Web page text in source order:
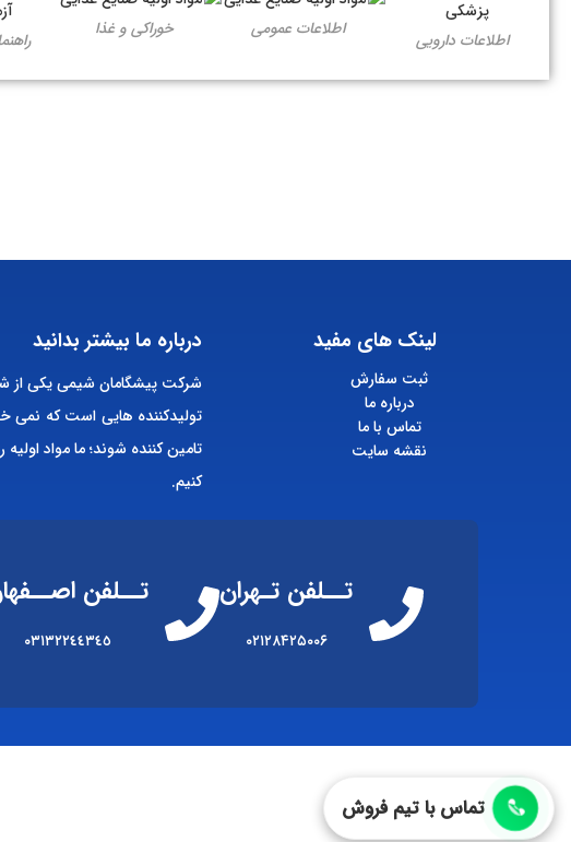
اطلاعات دارویی اطلاعات عمومی خوراکی و غذا
لینک های مفید
ثبت سفارش
درباره ما
تماس با ما
نقشه سایت
درباره ما بیشتر بدانید
شرکت پیشگامان شیمی یکی از
تولیدکننده هایی است که نمی
تامین کننده شوند؛ ما مواد
کنیم.
تــلفن تـهران
۰۲۱۲۸۴۲۵۰۰۶
تــلفن
٠٣١٣٢٢٤٤٣٤٥
تماس با تیم فروش